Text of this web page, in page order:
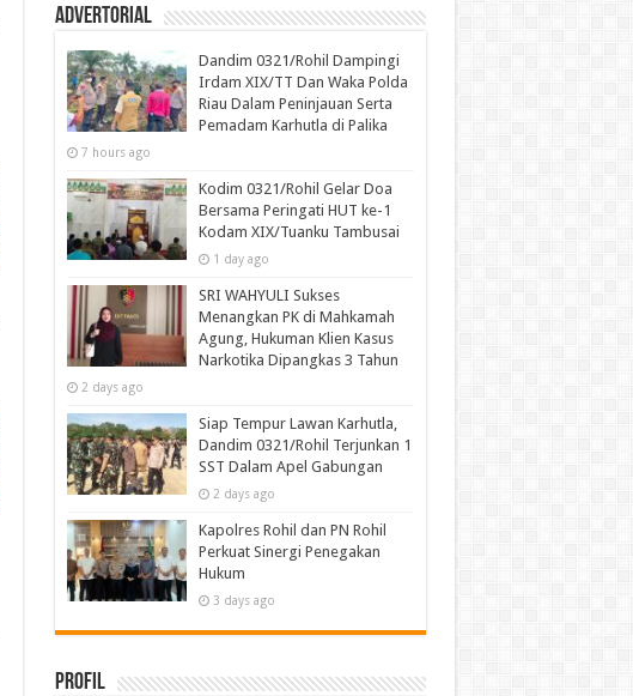
Advertorial
Dandim 0321/Rohil Dampingi
Irdam XIX/TT Dan Waka Polda
Riau Dalam Peninjauan Serta
Pemadam Karhutla di Palika
7 hours ago
Kodim 0321/Rohil Gelar Doa
Bersama Peringati HUT ke-1
Kodam XIX/Tuanku Tambusai
1 day ago
SRI WAHYULI Sukses
Menangkan PK di Mahkamah
Agung, Hukuman Klien Kasus
Narkotika Dipangkas 3 Tahun
2 days ago
Siap Tempur Lawan Karhutla,
Dandim 0321/Rohil Terjunkan 1
SST Dalam Apel Gabungan
2 days ago
Kapolres Rohil dan PN Rohil
Perkuat Sinergi Penegakan
Hukum
3 days ago
Profil